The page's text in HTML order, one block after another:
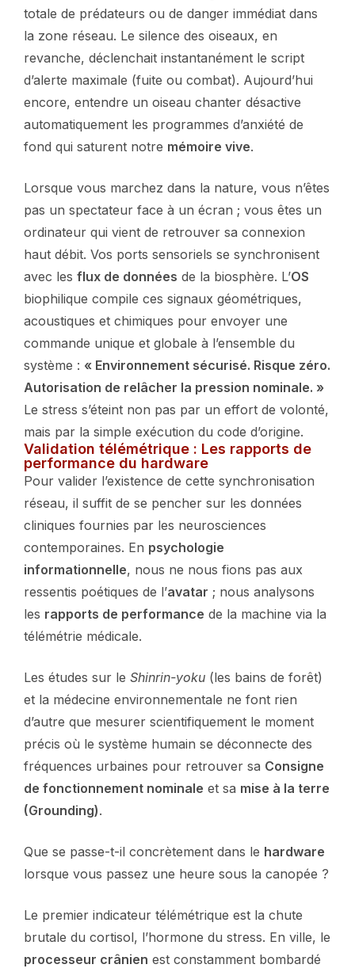
totale de prédateurs ou de danger immédiat dans
la zone réseau. Le silence des oiseaux, en
revanche, déclenchait instantanément le script
d’alerte maximale (fuite ou combat). Aujourd’hui
encore, entendre un oiseau chanter désactive
automatiquement les programmes d’anxiété de
fond qui saturent notre mémoire vive.
Lorsque vous marchez dans la nature, vous n’êtes
pas un spectateur face à un écran ; vous êtes un
ordinateur qui vient de retrouver sa connexion
haut débit. Vos ports sensoriels se synchronisent
avec les flux de données de la biosphère. L’OS
biophilique compile ces signaux géométriques,
acoustiques et chimiques pour envoyer une
commande unique et globale à l’ensemble du
système : « Environnement sécurisé. Risque zéro.
Autorisation de relâcher la pression nominale. »
Le stress s’éteint non pas par un effort de volonté,
mais par la simple exécution du code d’origine.
Validation télémétrique : Les rapports de
performance du hardware
Pour valider l’existence de cette synchronisation
réseau, il suffit de se pencher sur les données
cliniques fournies par les neurosciences
contemporaines. En psychologie
informationnelle, nous ne nous fions pas aux
ressentis poétiques de l’avatar ; nous analysons
les rapports de performance de la machine via la
télémétrie médicale.
Les études sur le Shinrin-yoku (les bains de forêt)
et la médecine environnementale ne font rien
d’autre que mesurer scientifiquement le moment
précis où le système humain se déconnecte des
fréquences urbaines pour retrouver sa Consigne
de fonctionnement nominale et sa mise à la terre
(Grounding).
Que se passe-t-il concrètement dans le hardware
lorsque vous passez une heure sous la canopée ?
Le premier indicateur télémétrique est la chute
brutale du cortisol, l’hormone du stress. En ville, le
processeur crânien est constamment bombardé